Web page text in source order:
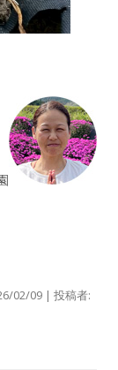
02/09 | 投稿者: